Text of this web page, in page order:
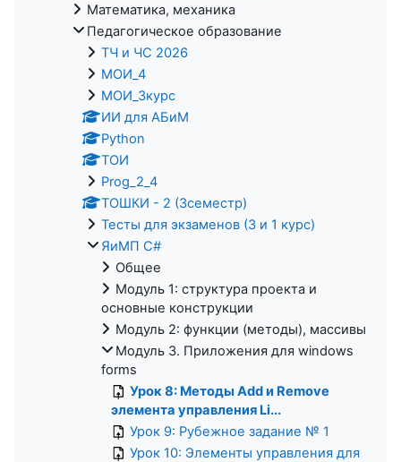
Математика, механика
Педагогическое образование
ТЧ и ЧС 2026
МОИ_4
МОИ_3курс
ИИ для АБиМ
Python
ТОИ
Prog_2_4
ТОШКИ - 2 (3семестр)
Тесты для экзаменов (3 и 1 курс)
ЯиМП C#
Общее
Модуль 1: структура проекта и
основные конструкции
Модуль 2: функции (методы), массивы
Модуль 3. Приложения для windows
forms
Урок 8: Методы Add и Remove
элемента управления Li...
Урок 9: Рубежное задание № 1
Урок 10: Элементы управления для